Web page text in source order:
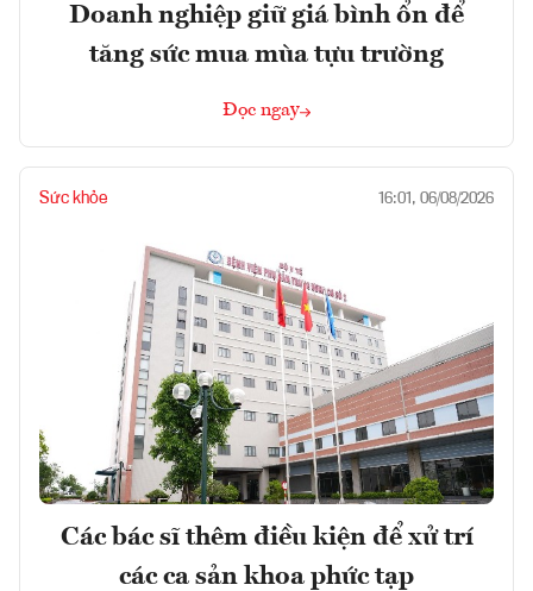
Doanh nghiệp giữ giá bình ổn để
tăng sức mua mùa tựu trường
Đọc ngay
Sức khỏe 16:01, 06/08/2026
Các bác sĩ thêm điều kiện để xử trí
các ca sản khoa phức tạp